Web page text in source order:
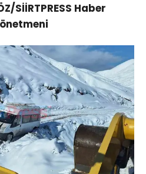
SİİRTPRESS Haber